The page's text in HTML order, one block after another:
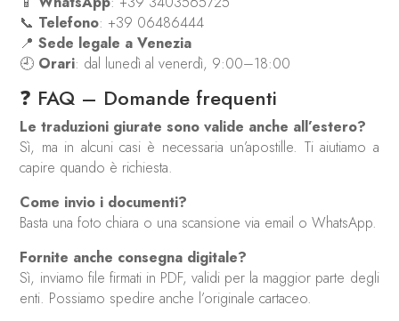
📞 Telefono: +39 06486444
📍Sede legale a Venezia
🕘 Orari: dal lunedì al venerdì, 9:00–18:00
❓ FAQ – Domande frequenti
Le traduzioni giurate sono valide anche all’estero?
Sì, ma in alcuni casi è necessaria un’apostille. Ti aiutiamo a
capire quando è richiesta.
Come invio i documenti?
Basta una foto chiara o una scansione via email o WhatsApp.
Fornite anche consegna digitale?
Sì, inviamo file firmati in PDF, validi per la maggior parte degli
enti. Possiamo spedire anche l’originale cartaceo.